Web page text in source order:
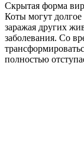
Скрытая форма
Коты могут долгое
заражая других
заболевания. Со
полностью